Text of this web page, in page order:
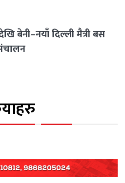
बेनी–नयाँ दिल्ली मैत्री बस